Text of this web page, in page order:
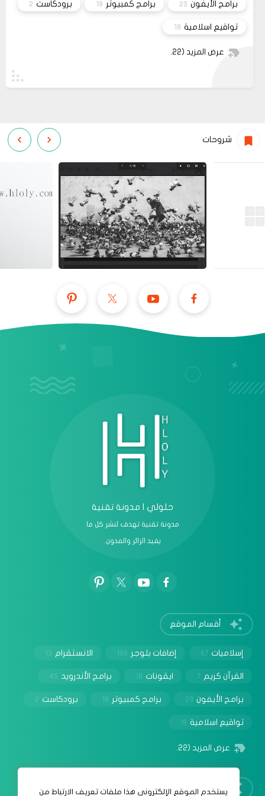
برامج الأيفون 23 برامج كمبيوتر 18 برودكاست 2
تواقيع اسلامية 18
عرض المزيد (22)
شروحات
حلولي | مدونة تقنية
مدونة تقنية تهدف لنشر كل ما
يفيد الزائر والمدون.
أقسام الموقع
إسلاميات 67 إضافات بلوجر 108 الانستقرام 13
القرآن كريم 7 ايقونات 18 برامج الأندرويد 45
برامج الأيفون 23 برامج كمبيوتر 18 برودكاست 2
تواقيع اسلامية 18
عرض المزيد (22)
روابط مهمة
‏يستخدم الموقع الإلكتروني هذا ملفات تعريف الارتباط من